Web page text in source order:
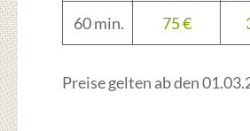
60 min. 75 €
Preise gelten ab den